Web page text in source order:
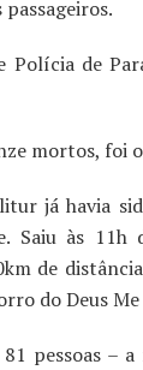
Polícia de
mortos, foi
já havia
Saiu às
de
do Deus
pessoas –